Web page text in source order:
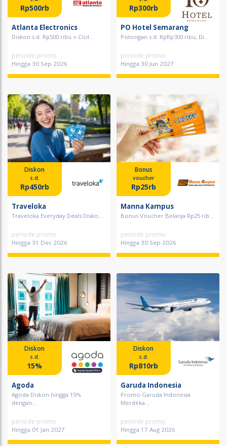
Rp500rb
Atlanta Electronics
Diskon s.d. Rp500 ribu + Cicil...
periode promo
Hingga 30 Sep 2026
Rp300rb
PO Hotel Semarang
Potongan s.d. RpRp300 ribu, Di...
periode promo
Hingga 30 Jun 2027
Diskon
s.d.
Rp450rb
Traveloka
Traveloka Everyday Deals Disko...
periode promo
Hingga 31 Dec 2026
Bonus
voucher
Rp25rb
Manna Kampus
Bonus Voucher Belanja Rp25 rib...
periode promo
Hingga 30 Sep 2026
Diskon
s.d.
15%
Agoda
Agoda Diskon hingga 15%
dengan...
periode promo
Hingga 01 Jan 2027
Diskon
s.d.
Rp810rb
Garuda Indonesia
Promo Garuda Indonesia
Merdeka...
periode promo
Hingga 17 Aug 2026